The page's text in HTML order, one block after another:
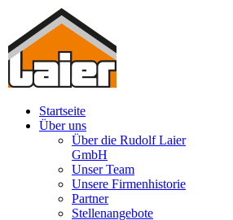
Startseite
Über uns
Über die Rudolf Laier
GmbH
Unser Team
Unsere Firmenhistorie
Partner
Stellenangebote